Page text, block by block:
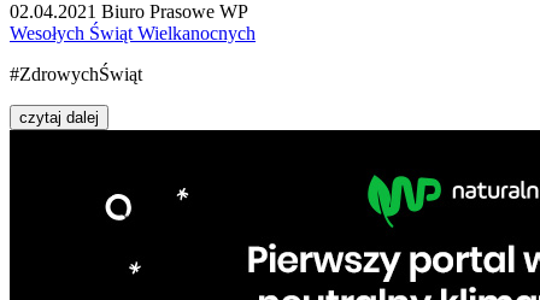
02.04.2021 Biuro Prasowe WP
Wesołych Świąt Wielkanocnych
#ZdrowychŚwiąt
czytaj dalej